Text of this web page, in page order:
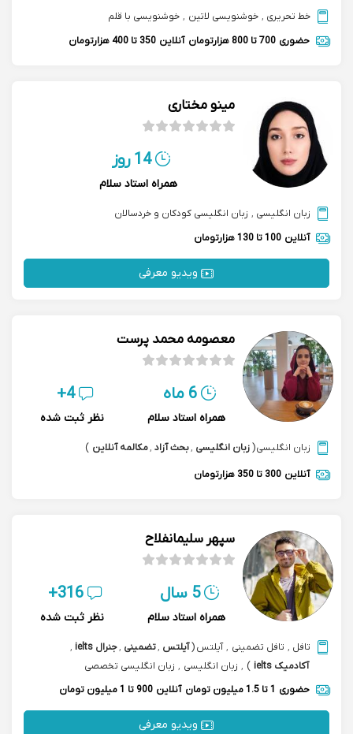
خط تحریری , خوشنویسی لاتین , خوشنویسی با قلم
حضوری 700 تا 800 هزارتومان آنلاین 350 تا 400 هزارتومان
مینو مختاری
14 روز
همراه استاد سلام
زبان انگلیسی , زبان انگلیسی کودکان و خردسالان
آنلاین 100 تا 130 هزارتومان
ویدیو معرفی
معصومه محمد پرست
6 ماه
همراه استاد سلام
4+
نظر ثبت شده
زبان انگلیسی(زبان انگلیسی ,بحث آزاد ,مکالمه آنلاین )
آنلاین 300 تا 350 هزارتومان
سپهر سلیمانفلاح
5 سال
همراه استاد سلام
316+
نظر ثبت شده
تافل , تافل تضمینی , آیلتس(آیلتس ,تضمینی ,جنرال ielts
,
آکادمیک ielts
)
, زبان انگلیسی , زبان انگلیسی تخصصی
حضوری 1 تا 1.5 میلیون تومان آنلاین 900 تا 1 میلیون تومان
ویدیو معرفی